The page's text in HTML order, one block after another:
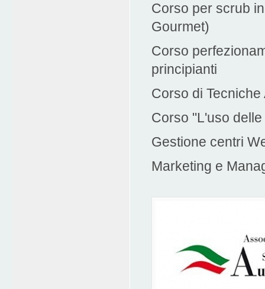
Corso per scrub
Gourmet)
Corso
principianti
Corso di
Corso "L'uso
Gestione centri
Marketing e